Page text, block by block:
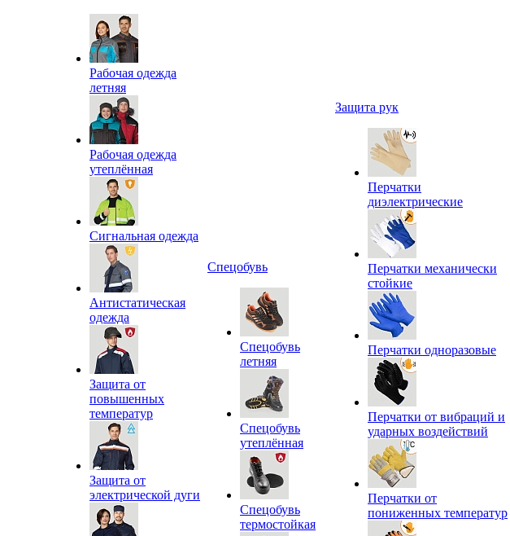
Рабочая одежда
летняя
Рабочая одежда
утеплённая
Сигнальная одежда
Антистатическая
одежда
Защита от
повышенных
температур
Защита от
электрической дуги
Спецобувь
Спецобувь
летняя
Спецобувь
утеплённая
Спецобувь
термостойкая
Защита рук
Перчатки
диэлектрические
Перчатки механически
стойкие
Перчатки одноразовые
Перчатки от вибраций и
ударных воздействий
Перчатки от
пониженных температур